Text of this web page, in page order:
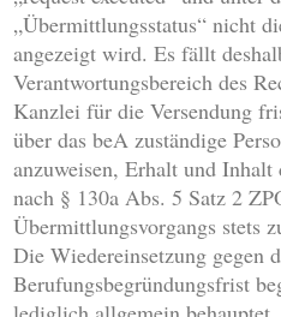
„Übermittlungsstatus“ nicht
angezeigt wird. Es fällt
Verantwortungsbereich des
Kanzlei für die Versendung
über das beA zuständige
anzuweisen, Erhalt und Inhalt
nach § 130a Abs. 5 Satz 2
Übermittlungsvorgangs stets
Die Wiedereinsetzung gegen
Berufungsbegründungsfrist